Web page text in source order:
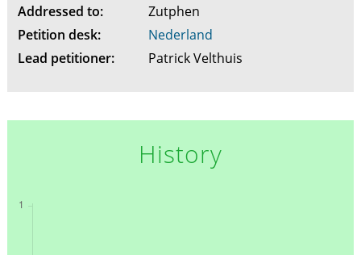
Addressed to:
Zutphen
Petition desk:
Nederland
Lead petitioner:
Patrick Velthuis
History